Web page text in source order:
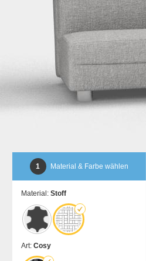
1 Material & Farbe wählen
Material: Stoff
Art: Cosy